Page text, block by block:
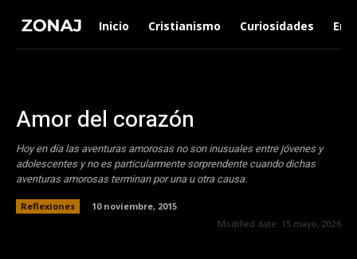
Inicio Cristianismo Curiosidades
Amor del corazón
Hoy en día las aventuras amorosas no son inusuales entre jóvenes y
adolescentes y no es particularmente sorprendente cuando dichas
aventuras amorosas terminan por una u otra causa.
Reflexiones
10 noviembre, 2015
Modified date: 15 mayo, 2026